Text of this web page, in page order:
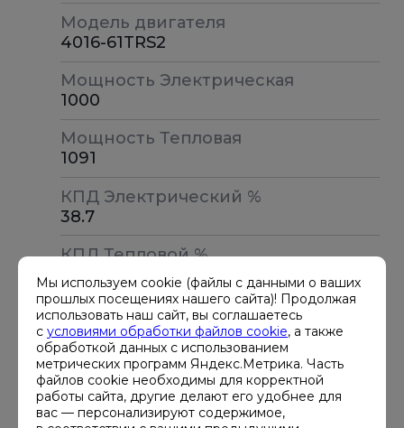
«под ключ», так и отдельно, в виде
базовых агрегатов. Специалисты
компании Хайтед помогут выбрать
оборудование с учетом задач и
выделенного бюджета.
Модель двигателя
4016-61TRS2
Мощность Электрическая
1000
Мощность Тепловая
1091
КПД Электрический %
38.7
КПД Тепловой %
КПД Общий %
80.9
Стандартная гарантия производителей дизель-
генераторов составляет 12 месяцев или 500
моточасов (в случае постоянного режима работы).
Мы используем cookie (файлы с данными о ваших
прошлых посещениях нашего сайта)! Продолжая
использовать наш сайт, вы соглашаетесь
с условиями обработки файлов cookie, а также
обработкой данных с использованием
метрических программ Яндекс.Метрика. Часть
файлов cookie необходимы для корректной
работы сайта, другие делают его удобнее для
вас — персонализируют содержимое,